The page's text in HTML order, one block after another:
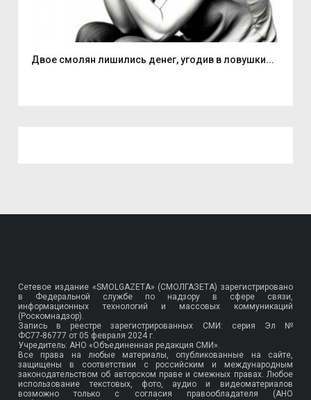
Двое смолян лишились денег, угодив в ловушки...
Сетевое издание «SMOLGAZETA» (СМОЛГАЗЕТА) зарегистрировано
в Федеральной службе по надзору в сфере связи,
информационных технологий и массовых коммуникаций
(Роскомнадзор).
Запись в реестре зарегистрированных СМИ: серия Эл №
ФС77-86777 от 05 февраля 2024 г.
Учредитель: АНО «Объединенная редакция СМИ».
Все права на любые материалы, опубликованные на сайте,
защищены в соответствии с российским и международным
законодательством об авторском праве и смежных правах. Любое
использование текстовых, фото, аудио и видеоматериалов
возможно только с согласия правообладателя (АНО